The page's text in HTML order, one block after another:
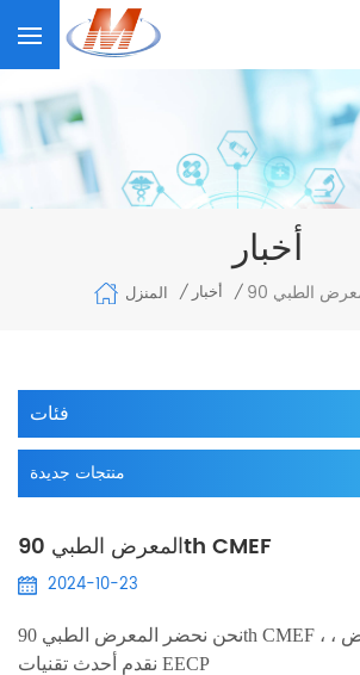
أخبار
المنزل / أخبار /
فئات
منتجات جديدة
المعرض الطبي 90th CMEF
2024-10-23
نحن نحضر المعرض الطبي 90th CMEF ، خلال هذا المعرض ،
نقدم أحدث تقنيات EECP